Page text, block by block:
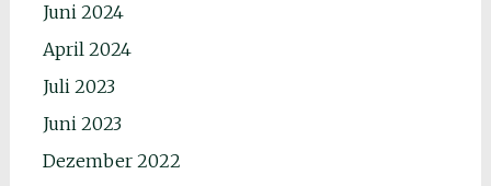
Juni 2024
April 2024
Juli 2023
Juni 2023
Dezember 2022